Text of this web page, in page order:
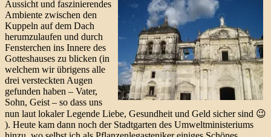
Aussicht und faszinierendes
Ambiente zwischen den
Kuppeln auf dem Dach
herumzulaufen und durch
Fensterchen ins Innere des
Gotteshauses zu blicken (in
welchem wir übrigens alle
drei versteckten Augen
gefunden haben – Vater,
Sohn, Geist – so dass uns
nun laut lokaler Legende Liebe, Gesundheit und Geld sicher sind 😉
). Heute kam dann noch der Stadtgarten des Umweltministeriums